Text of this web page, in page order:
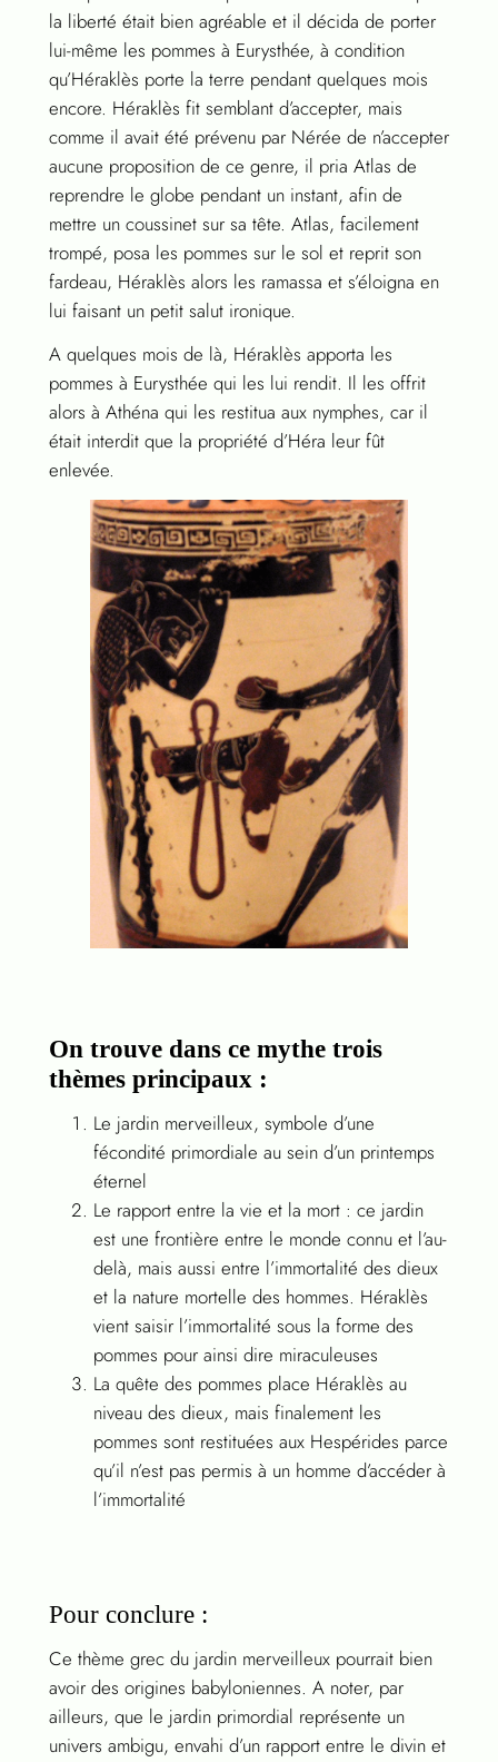
la liberté était bien agréable et il décida de porter
lui-même les pommes à Eurysthée, à condition
qu’Héraklès porte la terre pendant quelques mois
encore. Héraklès fit semblant d’accepter, mais
comme il avait été prévenu par Nérée de n’accepter
aucune proposition de ce genre, il pria Atlas de
reprendre le globe pendant un instant, afin de
mettre un coussinet sur sa tête. Atlas, facilement
trompé, posa les pommes sur le sol et reprit son
fardeau, Héraklès alors les ramassa et s’éloigna en
lui faisant un petit salut ironique.
A quelques mois de là, Héraklès apporta les
pommes à Eurysthée qui les lui rendit. Il les offrit
alors à Athéna qui les restitua aux nymphes, car il
était interdit que la propriété d’Héra leur fût
enlevée.
On trouve dans ce mythe trois
thèmes principaux :
Le jardin merveilleux, symbole d’une
fécondité primordiale au sein d’un printemps
éternel
Le rapport entre la vie et la mort : ce jardin
est une frontière entre le monde connu et l’au-
delà, mais aussi entre l’immortalité des dieux
et la nature mortelle des hommes. Héraklès
vient saisir l’immortalité sous la forme des
pommes pour ainsi dire miraculeuses
La quête des pommes place Héraklès au
niveau des dieux, mais finalement les
pommes sont restituées aux Hespérides parce
qu’il n’est pas permis à un homme d’accéder à
l’immortalité
Pour conclure :
Ce thème grec du jardin merveilleux pourrait bien
avoir des origines babyloniennes. A noter, par
ailleurs, que le jardin primordial représente un
univers ambigu, envahi d’un rapport entre le divin et